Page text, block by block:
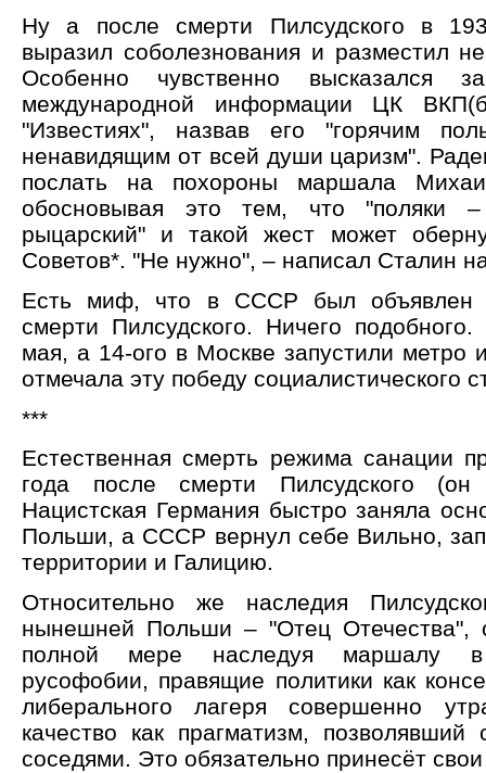
Ну а после смерти Пилсудского в
выразил соболезнования и разместил
Особенно чувственно высказался
международной информации ЦК
"Известиях", назвав его "горячим
ненавидящим от всей души царизм".
послать на похороны маршала
обосновывая это тем, что "поляки
рыцарский" и такой жест может
Советов*. "Не нужно", – написал Сталин
Есть миф, что в СССР был объявлен
смерти Пилсудского. Ничего
мая, а 14-ого в Москве запустили метро
отмечала эту победу социалистического
***
Естественная смерть режима санации
года после смерти Пилсудского (он
Нацистская Германия быстро заняла
Польши, а СССР вернул себе Вильно,
территории и Галицию.
Относительно же наследия
нынешней Польши – "Отец Отечества",
полной мере наследуя маршалу в
русофобии, правящие политики как
либерального лагеря совершенно
качество как прагматизм, позволявший
соседями. Это обязательно принесёт